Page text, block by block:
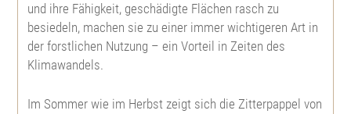
und ihre Fähigkeit, geschädigte Flächen rasch zu
besiedeln, machen sie zu einer immer wichtigeren Art in
der forstlichen Nutzung – ein Vorteil in Zeiten des
Klimawandels.
Im Sommer wie im Herbst zeigt sich die Zitterpappel von